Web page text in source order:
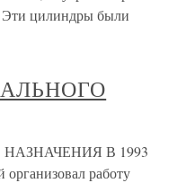
Эти цилиндры были
В 1993
работу